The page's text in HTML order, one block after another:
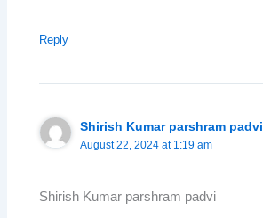
Reply
Shirish Kumar parshram padvi
August 22, 2024 at 1:19 am
Shirish Kumar parshram padvi